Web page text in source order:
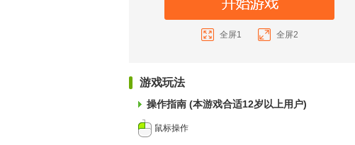
全屏1 全屏2
游戏玩法
操作指南 (本游戏合适12岁以上用户)
鼠标操作